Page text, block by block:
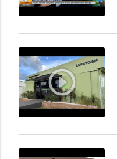
play_circle_outline